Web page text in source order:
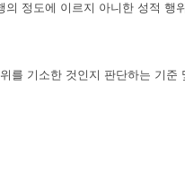
의 정도에 이르지 아니한 성적
를 기소한 것인지 판단하는 기